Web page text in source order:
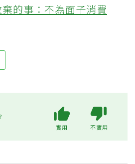
的事：不為面子消費
實用 不實用